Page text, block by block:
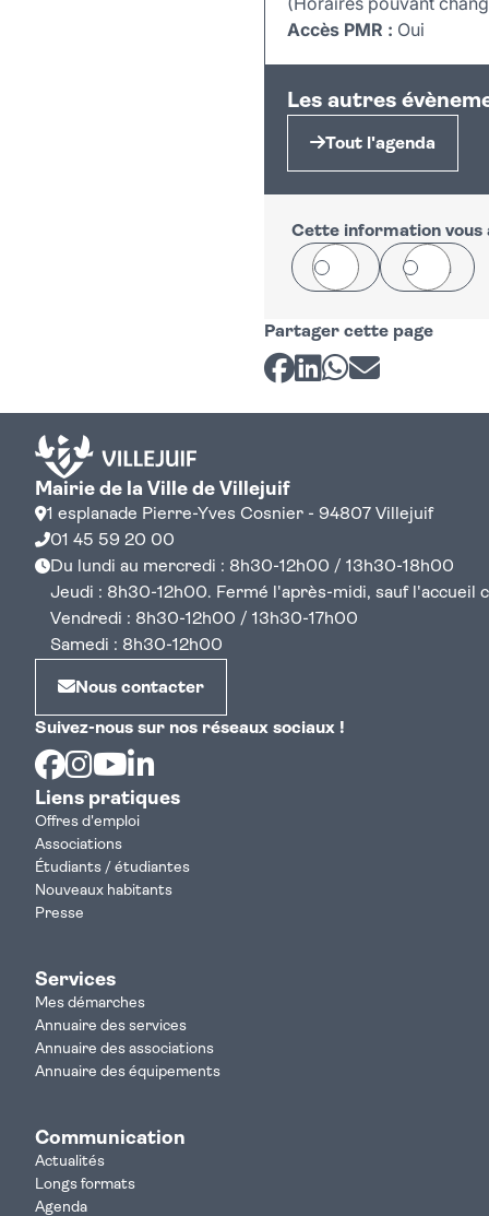
Accès PMR : Oui
+
−
Les autres
Tout l'agenda
Cette information vous
Oui Non
Partager cette page
Partager sur Facebook
Partager sur LinkedIn
Partager sur
Partager par
Mairie de la Ville de Villejuif
1 esplanade Pierre-Yves Cosnier - 94807 Villejuif
01 45 59 20 00
Du lundi au mercredi : 8h30-12h00 / 13h30-18h00
Jeudi : 8h30-12h00. Fermé l'après-midi, sauf l'accueil
Vendredi : 8h30-12h00 / 13h30-17h00
Samedi : 8h30-12h00
Nous contacter
Suivez-nous sur nos réseaux sociaux !
Facebook
Instagram
Youtube
Liens pratiques
Offres d'emploi
Associations
Étudiants / étudiantes
Nouveaux habitants
Presse
Services
Mes démarches
Annuaire des services
Annuaire des associations
Annuaire des équipements
Communication
Actualités
Longs formats
Agenda